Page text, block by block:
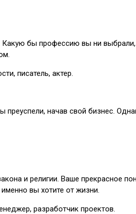
бы профессию вы ни выбрали,
писатель, актер.
начав свой бизнес.
и религии. Ваше прекрасное
вы хотите от жизни.
разработчик проектов.